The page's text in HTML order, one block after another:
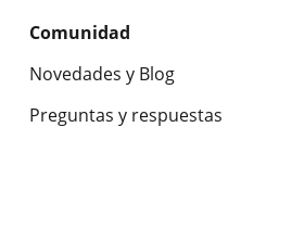
Comunidad
Novedades y Blog
Preguntas y respuestas